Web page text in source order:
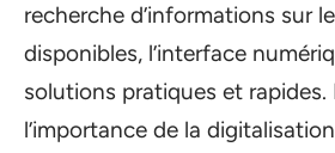
recherche d’informations sur
disponibles, l’interface
solutions pratiques et rapides.
l’importance de la